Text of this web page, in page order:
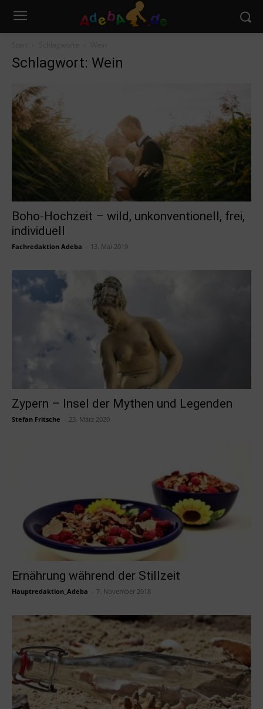
Schlagwort: Wein
Boho-Hochzeit – wild, unkonventionell, frei,
individuell
Fachredaktion Adeba 13. Mai 2019
Zypern – Insel der Mythen und Legenden
Stefan Fritsche 23. März 2020
Ernährung während der Stillzeit
Hauptredaktion_Adeba 7. November 2018